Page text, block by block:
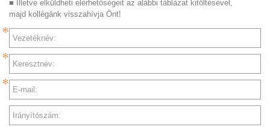
■ Illetve elküldheti elérhetőségeit az alábbi táblázat kitöltésével,
majd kollégánk visszahívja Önt!
Vezetéknév:
Keresztnév:
E-mail:
Irányítószám: